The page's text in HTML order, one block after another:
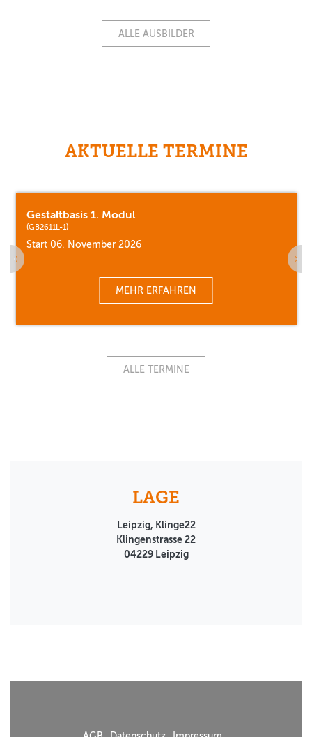
ALLE AUSBILDER
AKTUELLE TERMINE
Gestaltbasis 1. Modul
(GB2611L-1)
Start 06. November 2026
MEHR ERFAHREN
ALLE TERMINE
LAGE
Leipzig, Klinge22
Klingenstrasse 22
04229 Leipzig